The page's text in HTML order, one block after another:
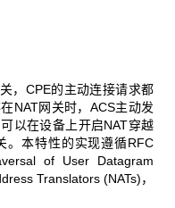
，CPE的主动连接请求都
NAT网关时，ACS主动发
以在设备上开启NAT穿越
。本特性的实现遵循RFC
of User Datagram
Translators (NATs)，